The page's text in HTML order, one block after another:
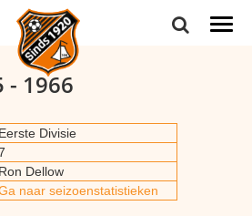
- 1966
Eerste Divisie
Ron Dellow
naar seizoenstatistieken